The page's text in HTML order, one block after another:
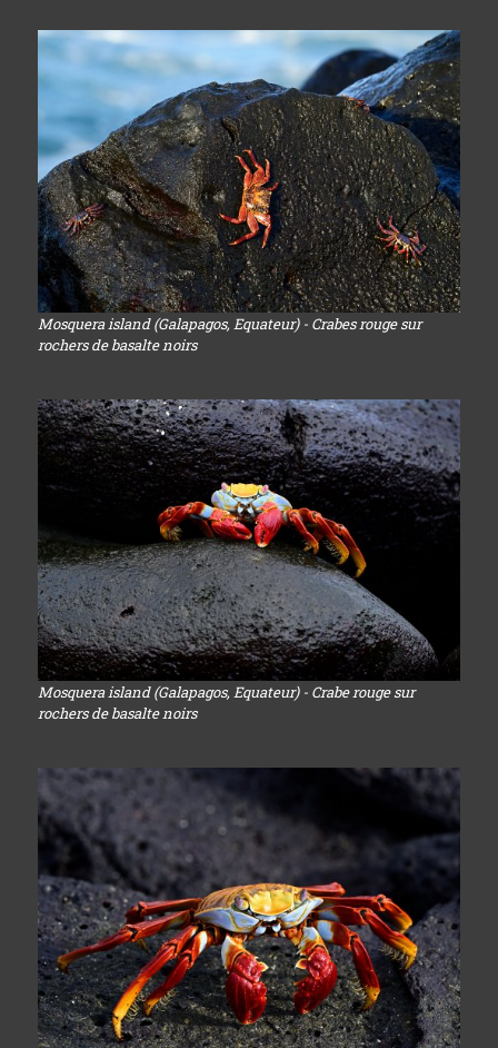
Mosquera island (Galapagos, Equateur) - Crabes rouge sur
rochers de basalte noirs
Mosquera island (Galapagos, Equateur) - Crabe rouge sur
rochers de basalte noirs